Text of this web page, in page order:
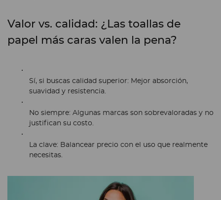
Valor vs. calidad: ¿Las toallas de
papel más caras valen la pena?
Sí, si buscas calidad superior: Mejor absorción,
suavidad y resistencia.
No siempre: Algunas marcas son sobrevaloradas y no
justifican su costo.
La clave: Balancear precio con el uso que realmente
necesitas.